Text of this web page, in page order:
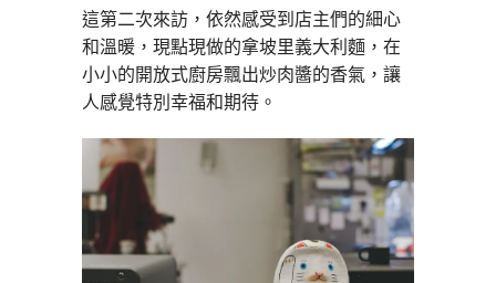
這第二次來訪，依然感受到店主們的細心
和溫暖，現點現做的拿坡里義大利麵，在
小小的開放式廚房飄出炒肉醬的香氣，讓
人感覺特別幸福和期待。